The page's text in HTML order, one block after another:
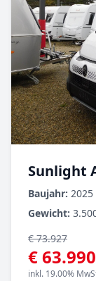
Sunlight
Baujahr: 2025
Gewicht:
€ 73.927
€ 63.990
inkl. 19.00%